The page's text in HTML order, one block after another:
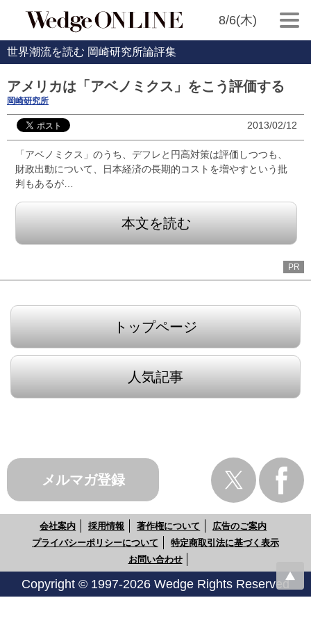
8/6(木)
世界潮流を読む 岡崎研究所論評集
アメリカは「アベノミクス」をこう評価する
岡崎研究所
2013/02/12
「アベノミクス」のうち、デフレと円高対策は評価しつつも、
財政出動について、日本経済の長期的コストを増やすという批
判もあるが…
本文を読む
PR
トップページ
人気記事
メルマガ登録
会社案内 採用情報 著作権について
広告のご案内
プライバシーポリシーについて
特定商取引法に基づく表示
お問い合わせ
Copyright © 1997-2026 Wedge Rights Reserved